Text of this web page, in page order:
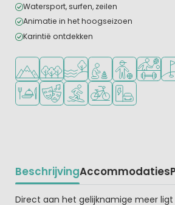
Watersport, surfen, zeilen
Animatie in het hoogseizoen
Karintië ontdekken
Ligt in de heuvels/bergen
Ligt in een bosrijke omgeving
Ligt bij het water
Aanbevolen voor
Aanbevolen
Veel
Restaurant of pizzeria
Animatieprogramma
Watersportfaciliteiten
Fietsverhuur
Laadpaal
BeschrijvingAccommodaties
Beschrijving
Direct aan het gelijknamige meer